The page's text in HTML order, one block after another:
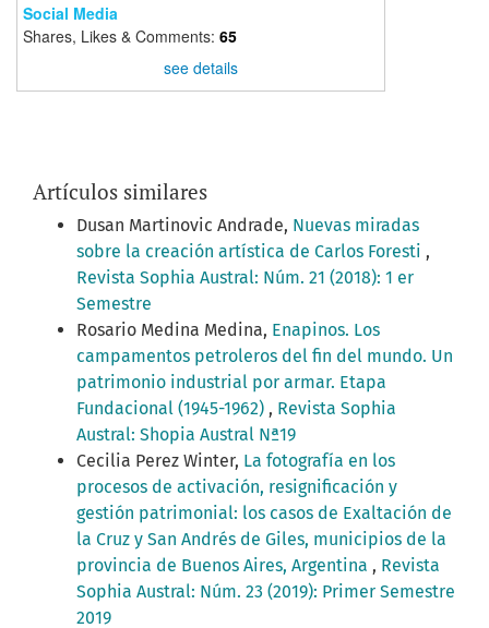
Social Media
Shares, Likes & Comments: 65
see details
Artículos similares
Dusan Martinovic Andrade, Nuevas miradas
sobre la creación artística de Carlos Foresti ,
Revista Sophia Austral: Núm. 21 (2018): 1 er
Semestre
Rosario Medina Medina, Enapinos. Los
campamentos petroleros del fin del mundo. Un
patrimonio industrial por armar. Etapa
Fundacional (1945-1962) , Revista Sophia
Austral: Shopia Austral Nª19
Cecilia Perez Winter, La fotografía en los
procesos de activación, resignificación y
gestión patrimonial: los casos de Exaltación de
la Cruz y San Andrés de Giles, municipios de la
provincia de Buenos Aires, Argentina , Revista
Sophia Austral: Núm. 23 (2019): Primer Semestre
2019